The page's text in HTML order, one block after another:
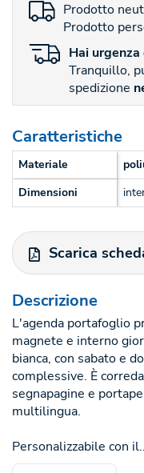
Prodotto
Prodotto
Hai urgenza
Tranquillo,
spedizione
Caratteristiche
Materiale
Dimensioni
Scarica
Descrizione
L'agenda portafoglio
magnete e interno
bianca, con sabato e
complessive. È
segnapagine e
multilingua.
Personalizzabile con